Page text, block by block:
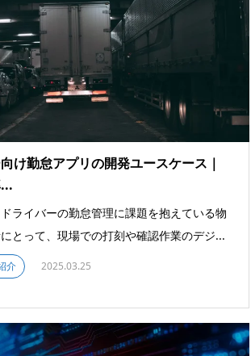
け勤怠アプリの開発ユースケース｜
ライバーの勤怠管理に課題を抱えている物
とって、現場での打刻や確認作業のデジ...
介 2025.03.25